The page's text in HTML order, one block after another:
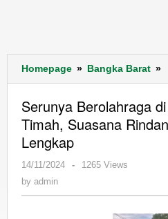
Homepage » Bangka Barat »
Serunya Berolahraga
Timah, Suasana
Lengkap
14/11/2024
by
-
1265 Views
by admin